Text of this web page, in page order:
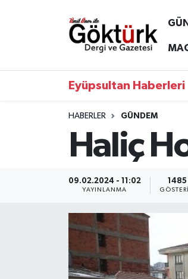
Eyüpsultan Haberleri
HABERLER GÜNDEM
Haliç
09.02.2024 - 11:02
YAYINLANMA
1485
Anne Çocuk
GÖKTÜRK
GÜNDEM
Eyüpsultan Hava Durumu